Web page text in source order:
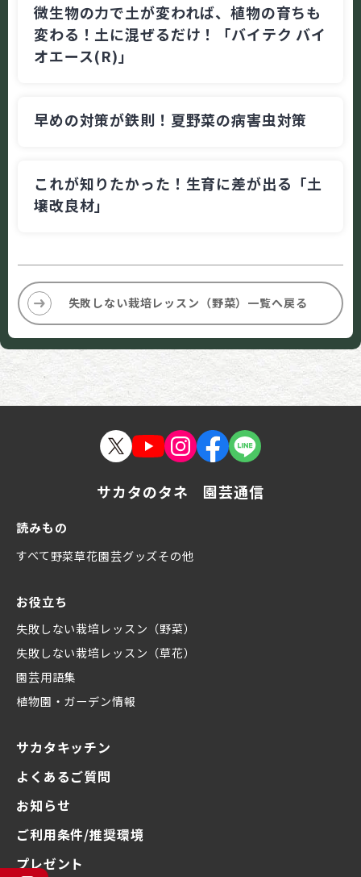
微生物の力で土が変われば、植物の育ちも
変わる！土に混ぜるだけ！「バイテク バイ
オエース(R)」
早めの対策が鉄則！夏野菜の病害虫対策
これが知りたかった！生育に差が出る「土
壌改良材」
失敗しない栽培レッスン（野菜）一覧へ戻る
サカタのタネ 園芸通信
読みもの
すべて野菜草花園芸グッズその他
お役立ち
失敗しない栽培レッスン（野菜）
失敗しない栽培レッスン（草花）
園芸用語集
植物園・ガーデン情報
サカタキッチン
よくあるご質問
お知らせ
ご利用条件/推奨環境
プレゼント